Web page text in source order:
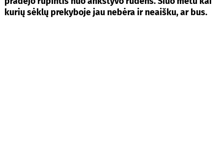
kurių sėklų prekyboje jau nebėra ir neaišku, ar bus.